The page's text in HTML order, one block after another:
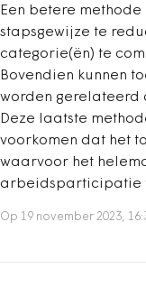
Een betere
stapsgewijze te
categorie(ën) te
Bovendien kunnen
worden gerelateerd
Deze laatste
voorkomen dat het
waarvoor het
arbeidsparticipatie
Op 19 november 2023,